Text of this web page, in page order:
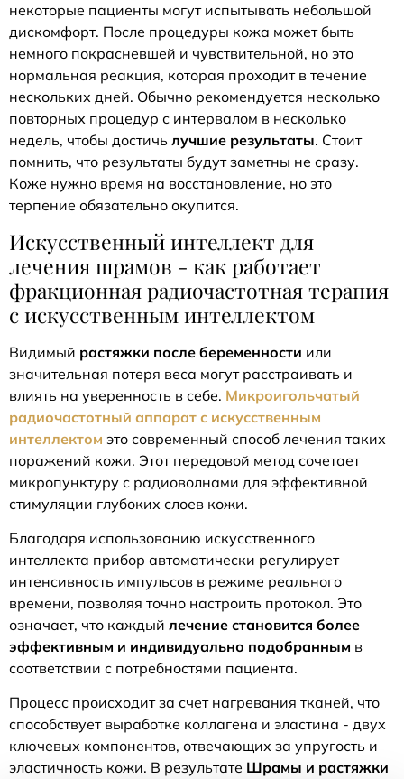
некоторые пациенты могут испытывать небольшой
дискомфорт. После процедуры кожа может быть
немного покрасневшей и чувствительной, но это
нормальная реакция, которая проходит в течение
нескольких дней. Обычно рекомендуется несколько
повторных процедур с интервалом в несколько
недель, чтобы достичь лучшие результаты. Стоит
помнить, что результаты будут заметны не сразу.
Коже нужно время на восстановление, но это
терпение обязательно окупится.
Искусственный интеллект для
лечения шрамов - как работает
фракционная радиочастотная терапия
с искусственным интеллектом
Видимый растяжки после беременности или
значительная потеря веса могут расстраивать и
влиять на уверенность в себе. Микроигольчатый
радиочастотный аппарат с искусственным
интеллектом это современный способ лечения таких
поражений кожи. Этот передовой метод сочетает
микропунктуру с радиоволнами для эффективной
стимуляции глубоких слоев кожи.
Благодаря использованию искусственного
интеллекта прибор автоматически регулирует
интенсивность импульсов в режиме реального
времени, позволяя точно настроить протокол. Это
означает, что каждый лечение становится более
эффективным и индивидуально подобранным в
соответствии с потребностями пациента.
Процесс происходит за счет нагревания тканей, что
способствует выработке коллагена и эластина - двух
ключевых компонентов, отвечающих за упругость и
эластичность кожи. В результате Шрамы и растяжки